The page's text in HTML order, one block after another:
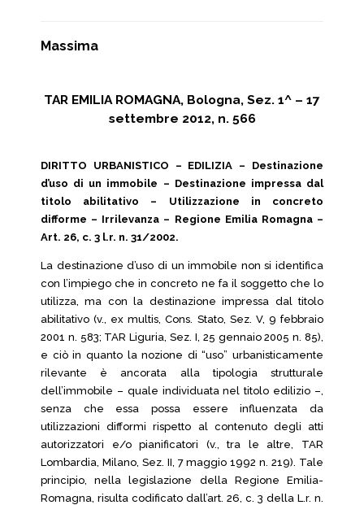
Massima
TAR EMILIA ROMAGNA, Bologna, Sez. 1^ – 17
settembre 2012, n. 566
DIRITTO URBANISTICO – EDILIZIA – Destinazione
d’uso di un immobile – Destinazione impressa dal
titolo abilitativo – Utilizzazione in concreto
difforme – Irrilevanza – Regione Emilia Romagna –
Art. 26, c. 3 l.r. n. 31/2002.
La destinazione d’uso di un immobile non si identifica
con l’impiego che in concreto ne fa il soggetto che lo
utilizza, ma con la destinazione impressa dal titolo
abilitativo (v., ex multis, Cons. Stato, Sez. V, 9 febbraio
2001 n. 583; TAR Liguria, Sez. I, 25 gennaio 2005 n. 85),
e ciò in quanto la nozione di “uso” urbanisticamente
rilevante è ancorata alla tipologia strutturale
dell’immobile – quale individuata nel titolo edilizio –,
senza che essa possa essere influenzata da
utilizzazioni difformi rispetto al contenuto degli atti
autorizzatori e/o pianificatori (v., tra le altre, TAR
Lombardia, Milano, Sez. II, 7 maggio 1992 n. 219). Tale
principio, nella legislazione della Regione Emilia-
Romagna, risulta codificato dall’art. 26, c. 3 della L.r. n.